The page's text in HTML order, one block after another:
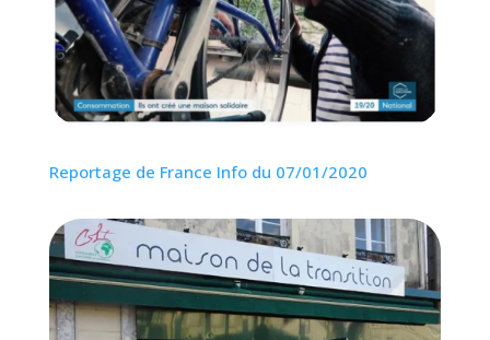
Reportage de France Info du 07/01/2020